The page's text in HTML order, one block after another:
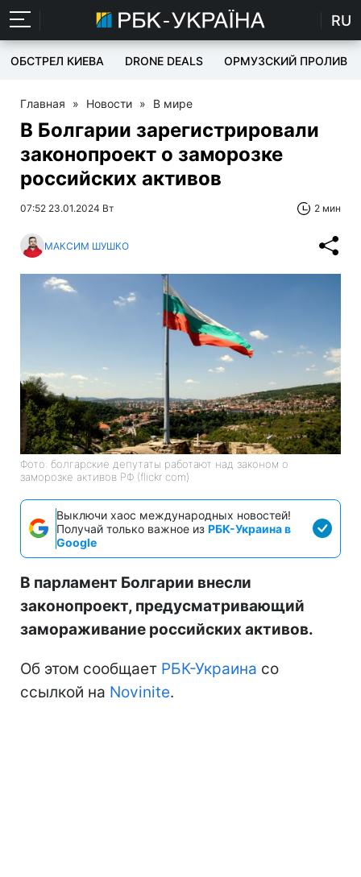
RU
ОБСТРЕЛ КИЕВА DRONE DEALS ОРМУЗСКИЙ ПРОЛИВ
Главная » Новости » В мире
В Болгарии зарегистрировали
законопроект о заморозке
российских активов
07:52 23.01.2024 Вт 2 мин
МАКСИМ ШУШКО
Фото: болгарские депутаты работают над законом о
заморозке активов РФ (flickr com)
Выключи хаос международных новостей!
Получай только важное из РБК-Украина в
Google
В парламент Болгарии внесли
законопроект, предусматривающий
замораживание российских активов.
Об этом сообщает РБК-Украина со
ссылкой на Novinite.